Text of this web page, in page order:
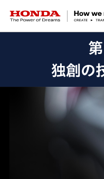
HONDA The Power of
独創の